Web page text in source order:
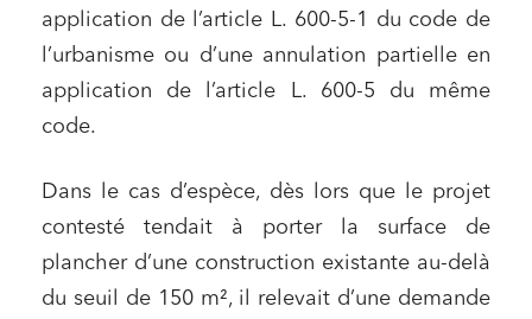
application de l’article L. 600-5-1 du code de
l’urbanisme ou d’une annulation partielle en
application de l’article L. 600-5 du même
code.
Dans le cas d’espèce, dès lors que le projet
contesté tendait à porter la surface de
plancher d’une construction existante au-delà
du seuil de 150 m², il relevait d’une demande